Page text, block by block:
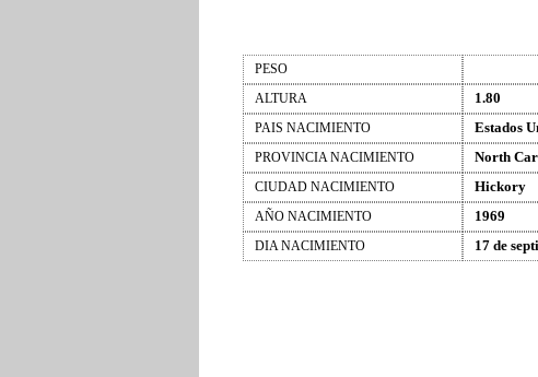
PESO
ALTURA
1.80
PAIS NACIMIENTO Estados
PROVINCIA NACIMIENTO North
CIUDAD NACIMIENTO Hickory
AÑO NACIMIENTO 1969
DIA NACIMIENTO 17 de